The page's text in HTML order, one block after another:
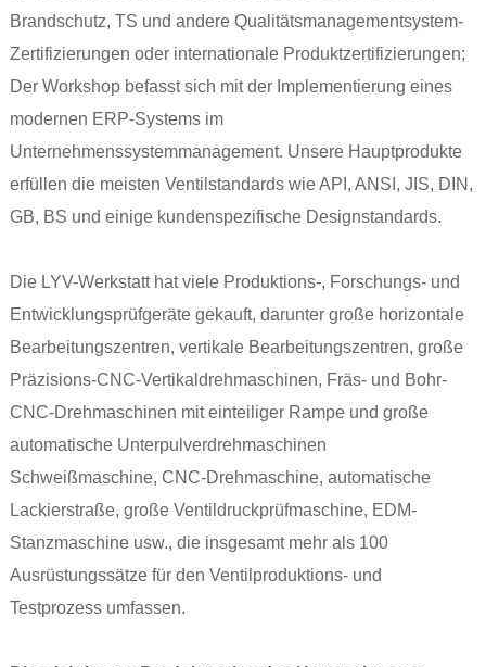
Brandschutz, TS und andere Qualitätsmanagementsystem-
Zertifizierungen oder internationale Produktzertifizierungen;
Der Workshop befasst sich mit der Implementierung eines
modernen ERP-Systems im
Unternehmenssystemmanagement. Unsere Hauptprodukte
erfüllen die meisten Ventilstandards wie API, ANSI, JIS, DIN,
GB, BS und einige kundenspezifische Designstandards.
Die LYV-Werkstatt hat viele Produktions-, Forschungs- und
Entwicklungsprüfgeräte gekauft, darunter große horizontale
Bearbeitungszentren, vertikale Bearbeitungszentren, große
Präzisions-CNC-Vertikaldrehmaschinen, Fräs- und Bohr-
CNC-Drehmaschinen mit einteiliger Rampe und große
automatische Unterpulverdrehmaschinen
Schweißmaschine, CNC-Drehmaschine, automatische
Lackierstraße, große Ventildruckprüfmaschine, EDM-
Stanzmaschine usw., die insgesamt mehr als 100
Ausrüstungssätze für den Ventilproduktions- und
Testprozess umfassen.